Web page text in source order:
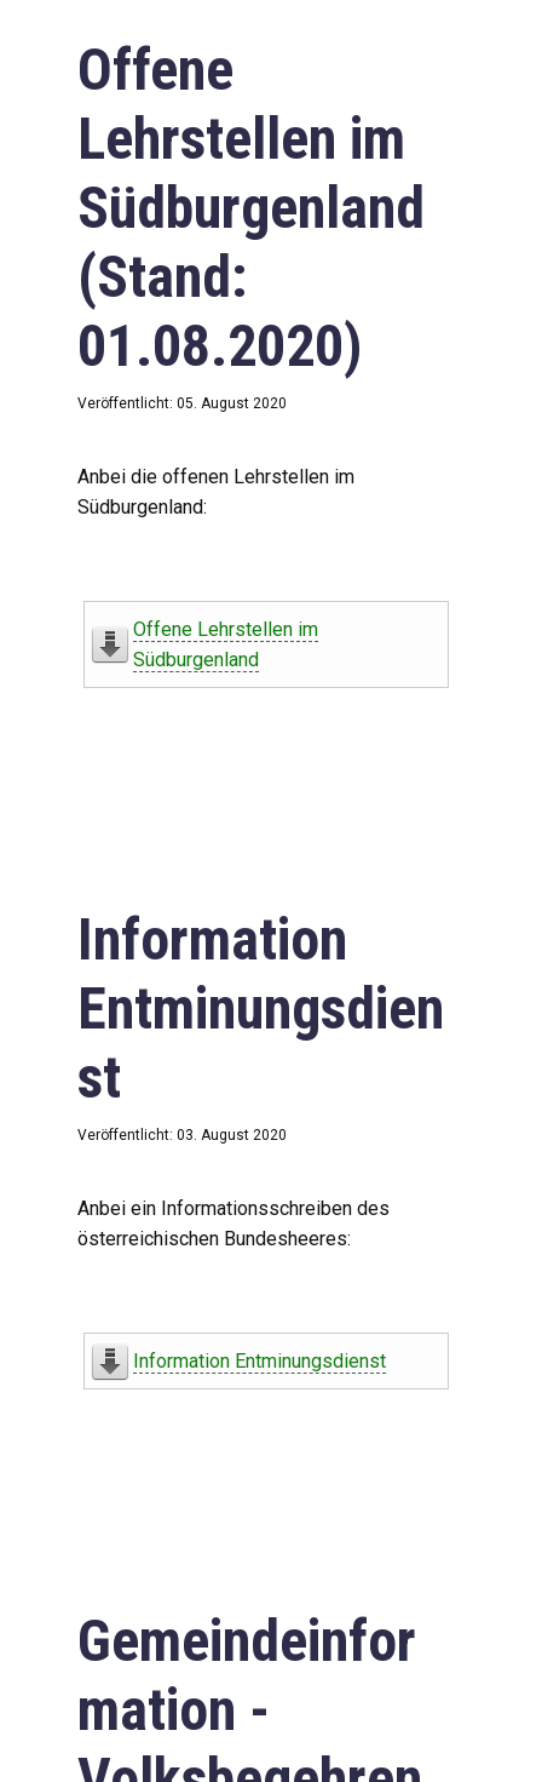
Offene
Lehrstellen im
Südburgenland
(Stand:
01.08.2020)
Veröffentlicht: 05. August 2020
Anbei die offenen Lehrstellen im
Südburgenland:
Offene Lehrstellen im
Südburgenland
Information
Entminungsdien
st
Veröffentlicht: 03. August 2020
Anbei ein Informationsschreiben des
österreichischen Bundesheeres:
Information Entminungsdienst
Gemeindeinfor
mation -